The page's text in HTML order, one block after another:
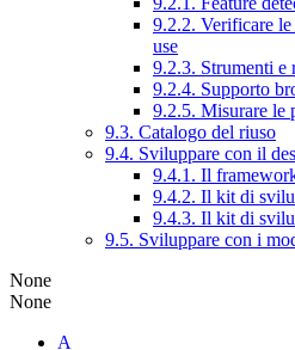
9.2.2. Verificare
use
9.2.3. Strumenti e
9.2.4. Supporto
9.2.5. Misurare le
9.3. Catalogo del riuso
9.4. Sviluppare con il
9.4.1. Il
9.4.2. Il kit di
9.4.3. Il kit di
9.5. Sviluppare con i
None
None
A